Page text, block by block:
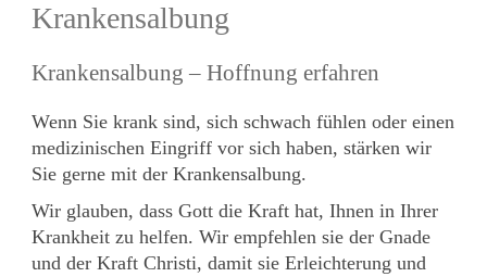
Krankensalbung
Krankensalbung – Hoffnung erfahren
Wenn Sie krank sind, sich schwach fühlen oder einen
medizinischen Eingriff vor sich haben, stärken wir
Sie gerne mit der Krankensalbung.
Wir glauben, dass Gott die Kraft hat, Ihnen in Ihrer
Krankheit zu helfen. Wir empfehlen sie der Gnade
und der Kraft Christi, damit sie Erleichterung und